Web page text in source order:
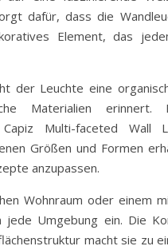
dafür, dass die
Element, das
der Leuchte eine
Materialien erinnert.
Multi-faceted Wall
Größen und Formen
anzupassen.
Wohnraum oder einem
Umgebung ein. Die
macht sie zu